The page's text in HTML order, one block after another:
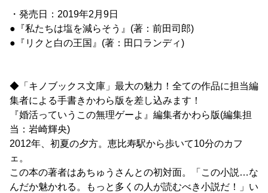
・発売日：2019年2月9日
●『私たちは塩を減らそう』(著：前田司郎)
●『リクと白の王国』(著：田口ランディ)
◆「キノブックス文庫」最大の魅力！全ての作品に担当編
集者による手書きかわら版を差し込みます！
『婚活っていうこの無理ゲーよ』編集者かわら版(編集担
当：岩崎輝央)
2012年、初夏の夕方。恵比寿駅から歩いて10分のカフ
ェ。
この本の著者はあちゅうさんとの初対面。「この小説…な
んだか魅かれる。もっと多くの人が読むべき小説だ！」い